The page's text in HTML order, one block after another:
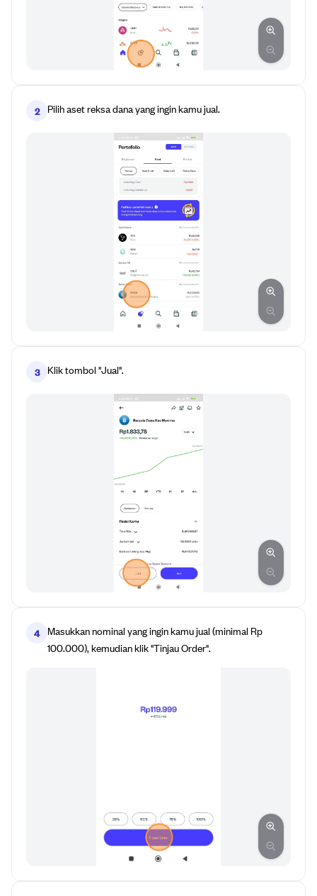
2 Pilih aset reksa dana yang ingin kamu jual.
3 Klik tombol "Jual".
4 Masukkan nominal yang ingin kamu jual (minimal Rp
100.000), kemudian klik "Tinjau Order".